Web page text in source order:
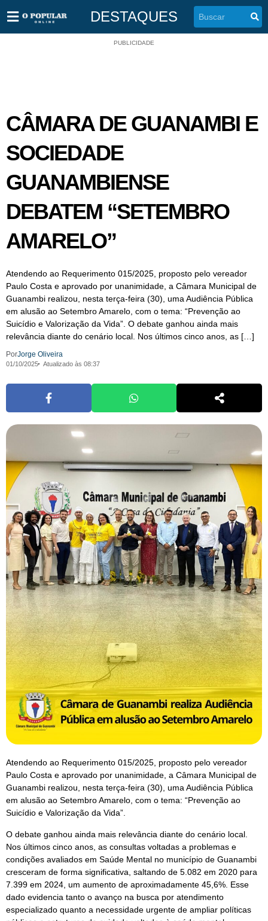
DESTAQUES
PUBLICIDADE
CÂMARA DE GUANAMBI E
SOCIEDADE
GUANAMBIENSE
DEBATEM “SETEMBRO
AMARELO”
Atendendo ao Requerimento 015/2025, proposto pelo vereador
Paulo Costa e aprovado por unanimidade, a Câmara Municipal de
Guanambi realizou, nesta terça-feira (30), uma Audiência Pública
em alusão ao Setembro Amarelo, com o tema: “Prevenção ao
Suicídio e Valorização da Vida”. O debate ganhou ainda mais
relevância diante do cenário local. Nos últimos cinco anos, as […]
PorJorge Oliveira
01/10/2025 Atualizado às 08:37
Atendendo ao Requerimento 015/2025, proposto pelo vereador
Paulo Costa e aprovado por unanimidade, a Câmara Municipal de
Guanambi realizou, nesta terça-feira (30), uma Audiência Pública
em alusão ao Setembro Amarelo, com o tema: “Prevenção ao
Suicídio e Valorização da Vida”.
O debate ganhou ainda mais relevância diante do cenário local.
Nos últimos cinco anos, as consultas voltadas a problemas e
condições avaliados em Saúde Mental no município de Guanambi
cresceram de forma significativa, saltando de 5.082 em 2020 para
7.399 em 2024, um aumento de aproximadamente 45,6%. Esse
dado evidencia tanto o avanço na busca por atendimento
especializado quanto a necessidade urgente de ampliar políticas